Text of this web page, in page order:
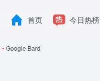
首页 今日热榜
• Google Bard